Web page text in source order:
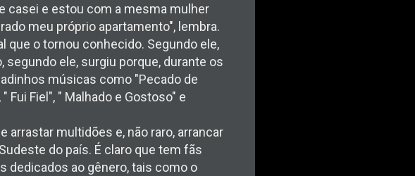
casei e estou com a mesma mulher
meu próprio apartamento", lembra.
que o tornou conhecido. Segundo ele,
ele, surgiu porque, durante os
músicas como "Pecado de
Fui Fiel", " Malhado e Gostoso" e
arrastar multidões e, não raro, arrancar
do país. É claro que tem fãs
dedicados ao gênero, tais como o